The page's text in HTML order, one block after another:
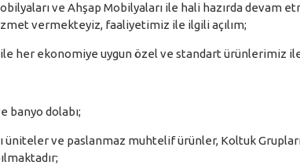
ve Ahşap Mobilyaları ile hali hazırda
vermekteyiz, faaliyetimiz ile ilgili açılım;
her ekonomiye uygun özel ve standart
banyo dolabı;
üniteler ve paslanmaz muhtelif ürünler, Koltuk